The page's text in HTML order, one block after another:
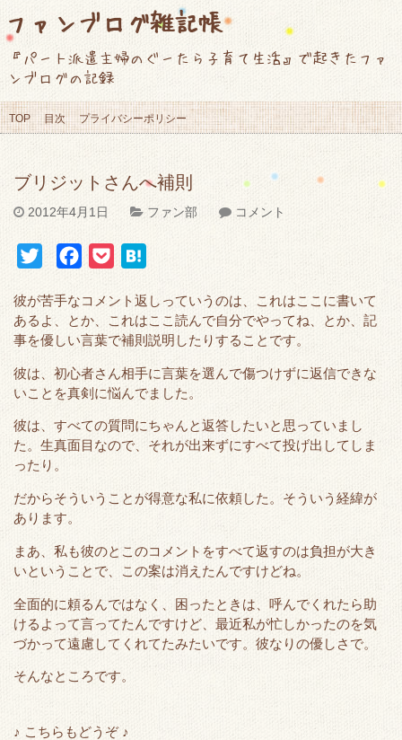
ファンブログ雑記帳
『パート派遣主婦のぐーたら子育て生活』で起きたファ
ンブログの記録
TOP 目次 プライバシーポリシー
ブリジットさんへ補則
2012年4月1日 ファン部 コメント
i
t
e
c
e
o
k
c
k
t
t
e
a
彼が苦手なコメント返しっていうのは、これはここに書いて
あるよ、とか、これはここ読んで自分でやってね、とか、記
事を優しい言葉で補則説明したりすることです。
彼は、初心者さん相手に言葉を選んで傷つけずに返信できな
いことを真剣に悩んでました。
彼は、すべての質問にちゃんと返答したいと思っていまし
た。生真面目なので、それが出来ずにすべて投げ出してしま
ったり。
だからそういうことが得意な私に依頼した。そういう経緯が
あります。
まあ、私も彼のとこのコメントをすべて返すのは負担が大き
いということで、この案は消えたんですけどね。
全面的に頼るんではなく、困ったときは、呼んでくれたら助
けるよって言ってたんですけど、最近私が忙しかったのを気
づかって遠慮してくれてたみたいです。彼なりの優しさで。
そんなところです。
♪ こちらもどうぞ ♪